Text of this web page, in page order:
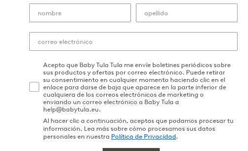
Acepto que Baby Tula Tula me envíe boletines periódicos sobre
sus productos y ofertas por correo electrónico. Puede retirar
su consentimiento en cualquier momento haciendo clic en el
enlace para darse de baja que aparece en la parte inferior de
cualquiera de los correos electrónicos de marketing o
enviando un correo electrónico a Baby Tula a
help@babytula.eu.
Al hacer clic a continuación, aceptas que podamos procesar tu
información. Lea más sobre cómo procesamos sus datos
personales en nuestra Política de Privacidad.